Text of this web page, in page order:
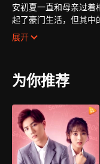
安初夏一直和母亲过
起了豪门生活，但其中
以韩家大少爷韩七录的
里的风气十分颓靡，班
展开
为你推荐